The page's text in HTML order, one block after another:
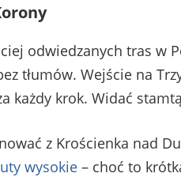
odwiedzanych tras w
tłumów. Wejście na
każdy krok. Widać
z Krościenka nad
wysokie – choć to